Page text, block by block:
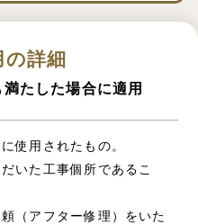
の詳細
たした場合に適用
使用されたもの。
いた工事個所であるこ
（アフター修理）をいた